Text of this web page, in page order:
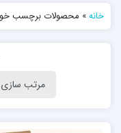
خانه» محصولات برچسب